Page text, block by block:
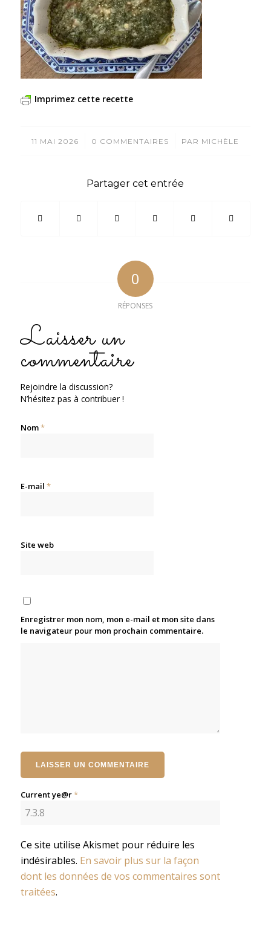
Imprimez cette recette
11 MAI 2026
/ 0 COMMENTAIRES
/ PAR MICHÈLE
Partager cet entrée
0
RÉPONSES
Laisser un
commentaire
Rejoindre la discussion?
N’hésitez pas à contribuer !
Nom*
E-mail *
Site web
Enregistrer mon nom, mon e-mail et mon site dans
le navigateur pour mon prochain commentaire.
Current ye@r*
Ce site utilise Akismet pour réduire les
indésirables. En savoir plus sur la façon
dont les données de vos commentaires sont
traitées.